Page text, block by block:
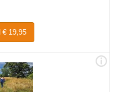
Bestel € 19,95